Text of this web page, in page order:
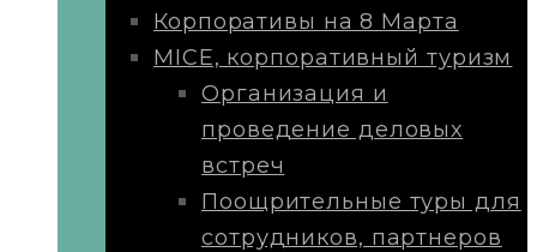
Корпоративы на 8 Марта
MICE, корпоративный туризм
Организация и
проведение деловых
встреч
Поощрительные туры для
сотрудников, партнеров